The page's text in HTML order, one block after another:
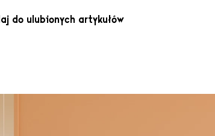
do ulubionych artykułów